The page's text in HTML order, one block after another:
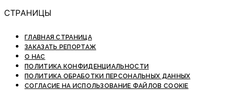
СТРАНИЦЫ
ГЛАВНАЯ СТРАНИЦА
ЗАКАЗАТЬ РЕПОРТАЖ
О НАС
ПОЛИТИКА КОНФИДЕНЦИАЛЬНОСТИ
ПОЛИТИКА ОБРАБОТКИ ПЕРСОНАЛЬНЫХ ДАННЫХ
СОГЛАСИЕ НА ИСПОЛЬЗОВАНИЕ ФАЙЛОВ COOKIE